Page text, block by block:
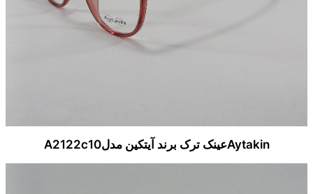
Aytakinعینک ترک برند آیتکین مدلA2122c10